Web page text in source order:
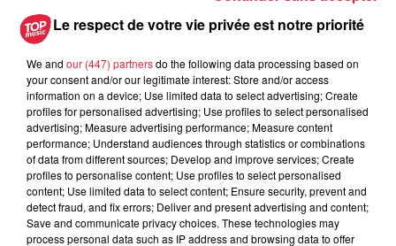
Muttersholtz : après SensoRied,
voilà BotaRied
3 août 2026
Éclipse solaire le 12 août : où et
comment observer ce spectacle en...
Le respect de votre vie privée est notre priorité
We and our (447) partnersdo the following data processing based on
your consent and/or our legitimate interest: Store and/or access
information on a device; Use limited data to select advertising; Create
profiles for personalised advertising; Use profiles to select personalised
advertising; Measure advertising performance; Measure content
performance; Understand audiences through statistics or combinations
of data from different sources; Develop and improve services; Create
profiles to personalise content; Use profiles to select personalised
content; Use limited data to select content; Ensure security, prevent and
detect fraud, and fix errors; Deliver and present advertising and content;
Save and communicate privacy choices. These technologies may
process personal data such as IP address and browsing data to offer